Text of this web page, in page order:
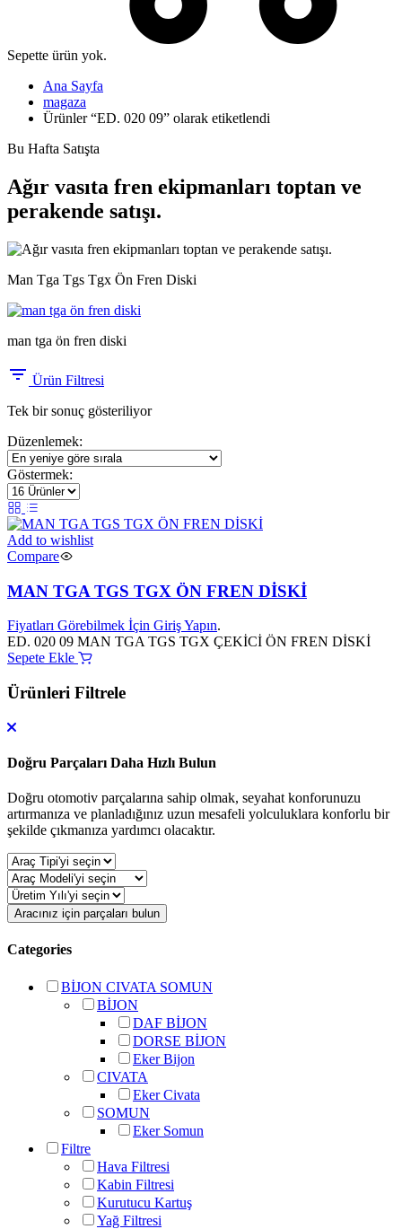
Sepette ürün yok.
Ana Sayfa
magaza
Ürünler “ED. 020 09” olarak etiketlendi
Bu Hafta Satışta
Ağır vasıta fren ekipmanları toptan ve
perakende satışı.
Man Tga Tgs Tgx Ön Fren Diski
man tga ön fren diski
Ürün Filtresi
Tek bir sonuç gösteriliyor
Düzenlemek:
Göstermek:
Add to wishlist
Compare
MAN TGA TGS TGX ÖN FREN DİSKİ
Fiyatları Görebilmek İçin Giriş Yapın.
ED. 020 09 MAN TGA TGS TGX ÇEKİCİ ÖN FREN DİSKİ
Sepete Ekle
Ürünleri Filtrele
Doğru Parçaları Daha Hızlı Bulun
Doğru otomotiv parçalarına sahip olmak, seyahat konforunuzu
artırmanıza ve planladığınız uzun mesafeli yolculuklara konforlu bir
şekilde çıkmanıza yardımcı olacaktır.
Aracınız için parçaları bulun
Categories
BİJON CIVATA SOMUN
BİJON
DAF BİJON
DORSE BİJON
Eker Bijon
CIVATA
Eker Civata
SOMUN
Eker Somun
Filtre
Hava Filtresi
Kabin Filtresi
Kurutucu Kartuş
Yağ Filtresi